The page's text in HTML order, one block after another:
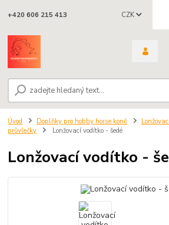
CZK
+420 606 215 413
Úvod Doplňky pro hobby horse koně
průvlečky
Lonžovací vodítko - šedé
Lonžovací vodítko -